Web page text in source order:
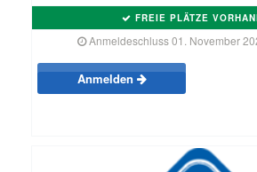
FREIE PLÄTZE
Anmeldeschluss 01. November
Anmelden